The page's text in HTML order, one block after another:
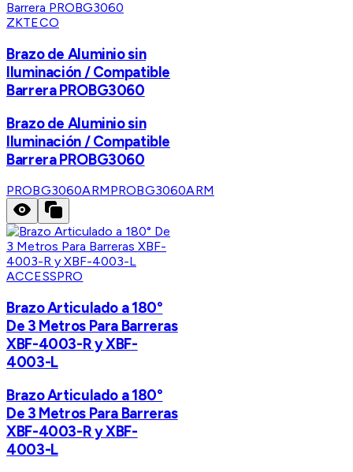
ZKTECO
Brazo de Aluminio sin
Iluminación / Compatible
Barrera PROBG3060
Brazo de Aluminio sin
Iluminación / Compatible
Barrera PROBG3060
PROBG3060ARMPROBG3060ARM
ACCESSPRO
Brazo Articulado a 180°
De 3 Metros Para Barreras
XBF-4003-R y XBF-
4003-L
Brazo Articulado a 180°
De 3 Metros Para Barreras
XBF-4003-R y XBF-
4003-L